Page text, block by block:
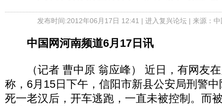
发布时间:2012年06月17日 12:41 | 进入复兴论坛| 来源：
中国网河南频道6月17日讯
（记者 曹中原 翁应峰） 近日，有网友在
称，6月15日下午，信阳市新县公安局刑警
死一老汉后，开车逃跑，一直未被控制。而